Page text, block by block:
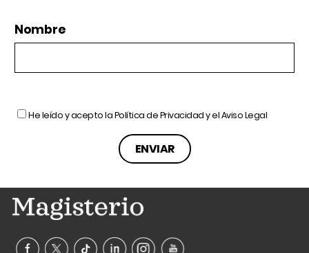
Nombre
He leído y acepto laPolítica de Privacidady elAviso Legal